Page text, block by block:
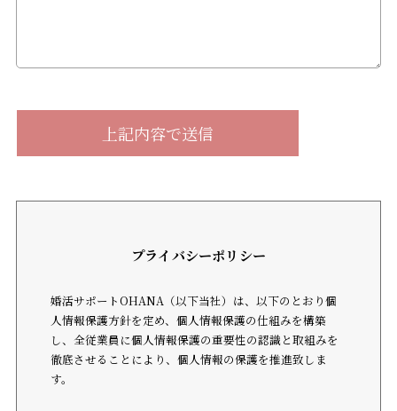
プライバシーポリシー
婚活サポートOHANA（以下当社）は、以下のとおり個
人情報保護方針を定め、個人情報保護の仕組みを構築
し、全従業員に個人情報保護の重要性の認識と取組みを
徹底させることにより、個人情報の保護を推進致しま
す。